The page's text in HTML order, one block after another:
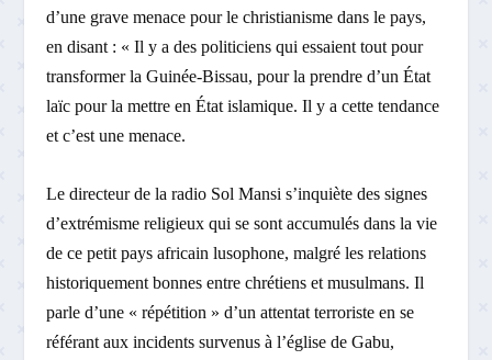
d’une grave menace pour le christianisme dans le pays,
en disant : « Il y a des politiciens qui essaient tout pour
transformer la Guinée-Bissau, pour la prendre d’un État
laïc pour la mettre en État islamique. Il y a cette tendance
et c’est une menace.
Le directeur de la radio Sol Mansi s’inquiète des signes
d’extrémisme religieux qui se sont accumulés dans la vie
de ce petit pays africain lusophone, malgré les relations
historiquement bonnes entre chrétiens et musulmans. Il
parle d’une « répétition » d’un attentat terroriste en se
référant aux incidents survenus à l’église de Gabu,